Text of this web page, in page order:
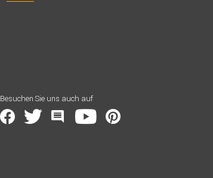
Besuchen Sie uns auch auf